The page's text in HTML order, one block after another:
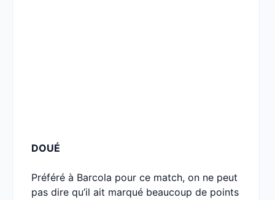
DOUÉ
Préféré à Barcola pour ce match, on ne peut
pas dire qu’il ait marqué beaucoup de points